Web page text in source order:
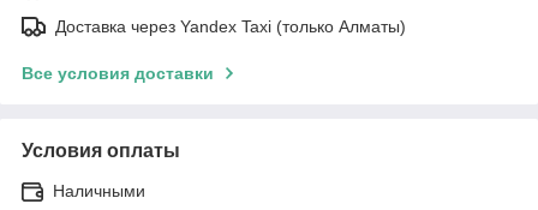
Доставка через Yandex Taxi (только Алматы)
Все условия доставки
Условия оплаты
Наличными